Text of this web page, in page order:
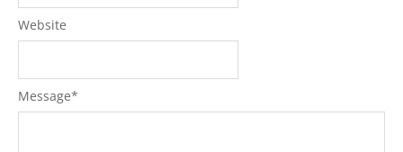
Message*
Website